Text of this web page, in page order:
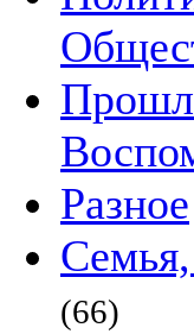
Разное
(66)